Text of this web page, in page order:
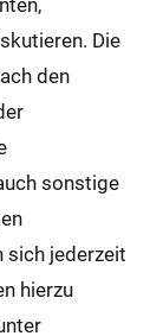
Die
den
sonstige
sich jederzeit
hierzu